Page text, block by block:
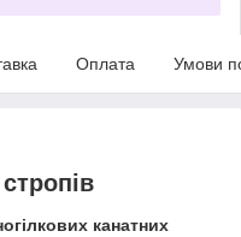
Оплата Умови
канатних